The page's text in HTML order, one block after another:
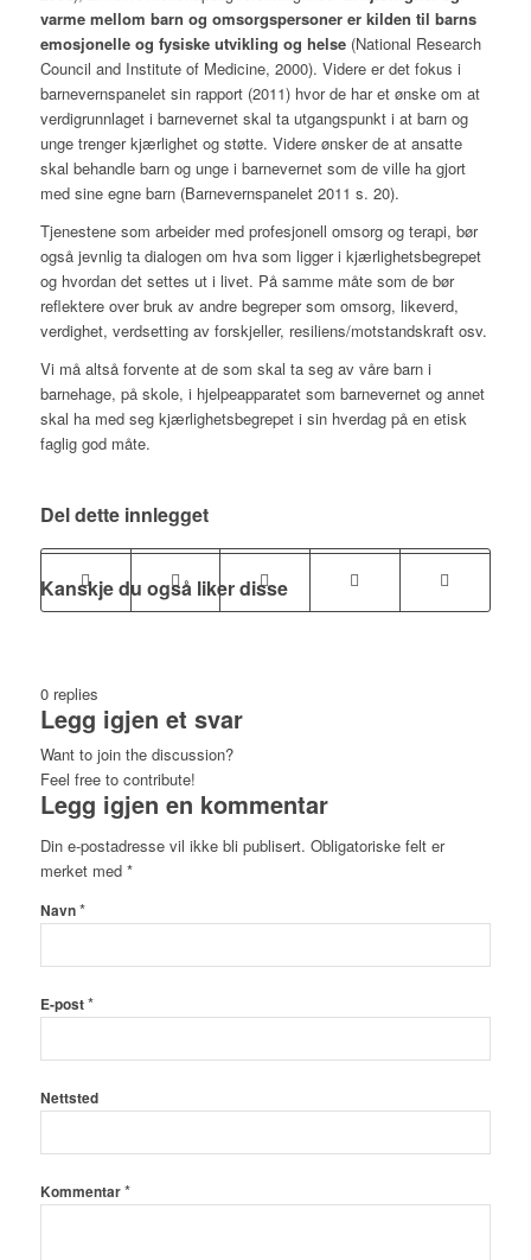
varme mellom barn og omsorgspersoner er kilden til barns
emosjonelle og fysiske utvikling og helse (National Research
Council and Institute of Medicine, 2000). Videre er det fokus i
barnevernspanelet sin rapport (2011) hvor de har et ønske om at
verdigrunnlaget i barnevernet skal ta utgangspunkt i at barn og
unge trenger kjærlighet og støtte. Videre ønsker de at ansatte
skal behandle barn og unge i barnevernet som de ville ha gjort
med sine egne barn (Barnevernspanelet 2011 s. 20).
Tjenestene som arbeider med profesjonell omsorg og terapi, bør
også jevnlig ta dialogen om hva som ligger i kjærlighetsbegrepet
og hvordan det settes ut i livet. På samme måte som de bør
reflektere over bruk av andre begreper som omsorg, likeverd,
verdighet, verdsetting av forskjeller, resiliens/motstandskraft osv.
Vi må altså forvente at de som skal ta seg av våre barn i
barnehage, på skole, i hjelpeapparatet som barnevernet og annet
skal ha med seg kjærlighetsbegrepet i sin hverdag på en etisk
faglig god måte.
Del dette innlegget
Kanskje du også liker disse
0 replies
Legg igjen et svar
Want to join the discussion?
Feel free to contribute!
Legg igjen en kommentar
Din e-postadresse vil ikke bli publisert. Obligatoriske felt er
merket med *
Navn*
E-post*
Nettsted
Kommentar*